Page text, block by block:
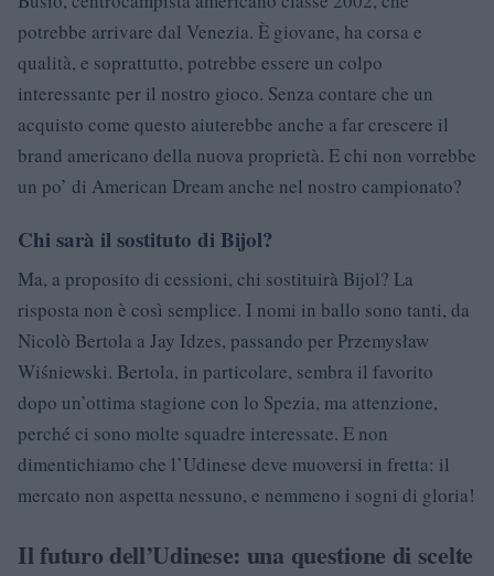
potrebbe arrivare dal Venezia. È giovane, ha corsa e
qualità, e soprattutto, potrebbe essere un colpo
interessante per il nostro gioco. Senza contare che un
acquisto come questo aiuterebbe anche a far crescere il
brand americano della nuova proprietà. E chi non vorrebbe
un po’ di American Dream anche nel nostro campionato?
Chi sarà il sostituto di Bijol?
Ma, a proposito di cessioni, chi sostituirà Bijol? La
risposta non è così semplice. I nomi in ballo sono tanti, da
Nicolò Bertola a Jay Idzes, passando per Przemysław
Wiśniewski. Bertola, in particolare, sembra il favorito
dopo un’ottima stagione con lo Spezia, ma attenzione,
perché ci sono molte squadre interessate. E non
dimentichiamo che l’Udinese deve muoversi in fretta: il
mercato non aspetta nessuno, e nemmeno i sogni di gloria!
Il futuro dell’Udinese: una questione di scelte